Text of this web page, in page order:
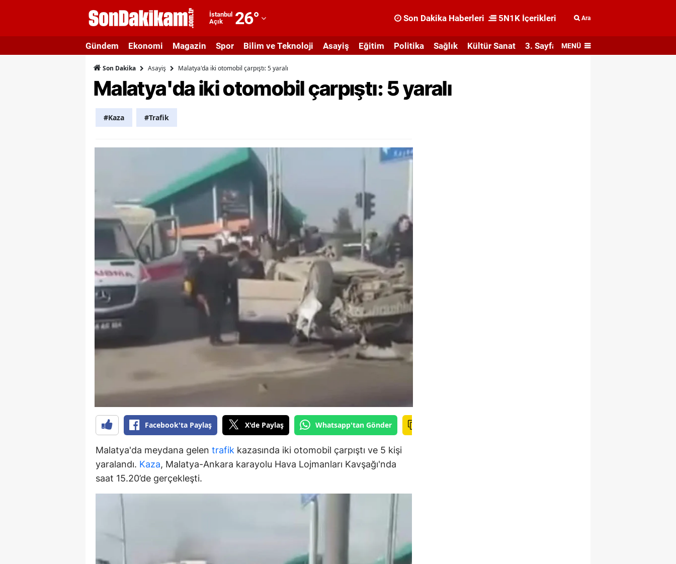
İstanbul
Açık
26°
Adıyaman
Afyonkarahisar
Ağrı
Antalya
Artvin
Aydın
Balıkesir
Bilecik
Bingöl
Bolu
Burdur
Bursa
Çankırı
Denizli
Edirne
Son Dakika Haberleri 5N1K İçerikleri Ara
Gündem Ekonomi Magazin Spor Bilim ve Teknoloji Asayiş Eğitim Politika Sağlık Kültür Sanat 3. Sayfa MENÜ
Son Dakika Asayiş Malatya'da iki otomobil çarpıştı: 5 yaralı
Malatya'da iki otomobil çarpıştı: 5 yaralı
#Kaza #Trafik
Facebook'ta Paylaş X'de Paylaş Whatsapp'tan Gönder
Malatya'da meydana gelen trafik kazasında iki otomobil çarpıştı ve 5 kişi
yaralandı. Kaza, Malatya-Ankara karayolu Hava Lojmanları Kavşağı'nda
saat 15.20’de gerçekleşti.